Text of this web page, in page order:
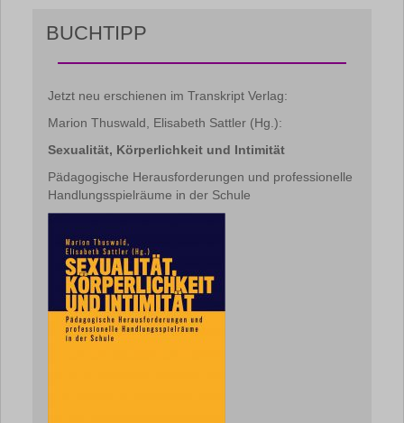
BUCHTIPP
Jetzt neu erschienen im Transkript Verlag:
Marion Thuswald, Elisabeth Sattler (Hg.):
Sexualität, Körperlichkeit und Intimität
Pädagogische Herausforderungen und professionelle
Handlungsspielräume in der Schule